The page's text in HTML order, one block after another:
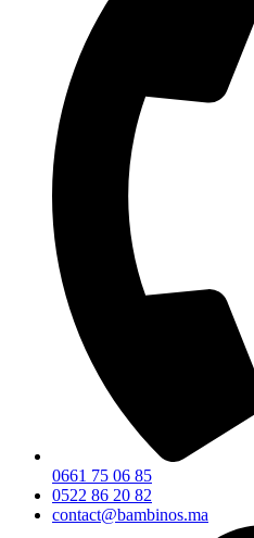
0661 75 06 85
0522 86 20 82
contact@bambinos.ma